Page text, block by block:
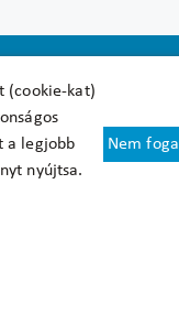
(cookie-kat)
a legjobb
nyújtsa.
Nem
Felhasználási